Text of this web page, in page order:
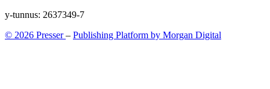
y-tunnus: 2637349-7
© 2026 Presser– Publishing Platform by Morgan Digital